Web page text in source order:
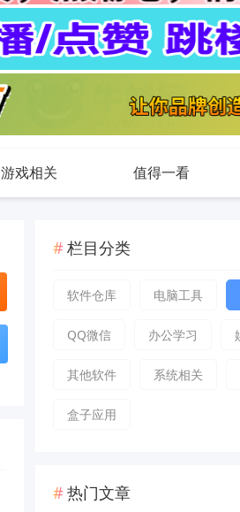
游戏相关 值得一看
栏目分类
软件仓库 电脑工具
QQ微信 办公学习
其他软件 系统相关
盒子应用
热门文章